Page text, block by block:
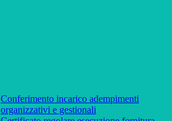
Conferimento incarico adempimenti
organizzativi e gestionali